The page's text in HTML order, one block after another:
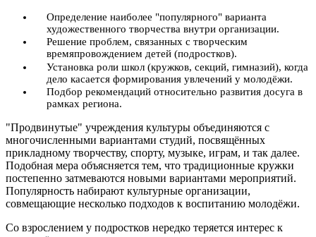
Определение наиболее "популярного" варианта
художественного творчества внутри организации.
Решение проблем, связанных с творческим
времяпровождением детей (подростков).
Установка роли школ (кружков, секций, гимназий), когда
дело касается формирования увлечений у молодёжи.
Подбор рекомендаций относительно развития досуга в
рамках региона.
"Продвинутые" учреждения культуры объединяются с
многочисленными вариантами студий, посвящённых
прикладному творчеству, спорту, музыке, играм, и так далее.
Подобная мера объясняется тем, что традиционные кружки
постепенно затмеваются новыми вариантами мероприятий.
Популярность набирают культурные организации,
совмещающие несколько подходов к воспитанию молодёжи.
Со взрослением у подростков нередко теряется интерес к